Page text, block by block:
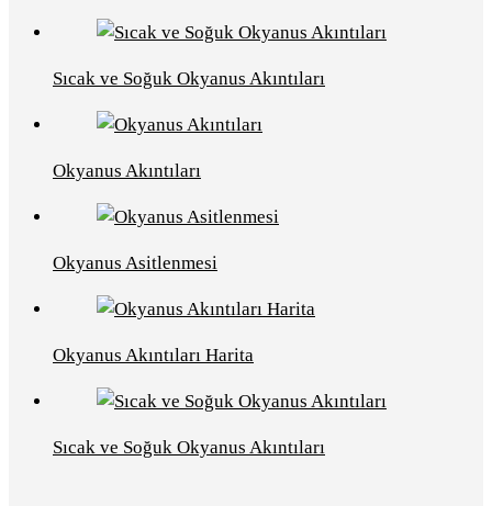
Sıcak ve Soğuk Okyanus Akıntıları
Okyanus Akıntıları
Okyanus Asitlenmesi
Okyanus Akıntıları Harita
Sıcak ve Soğuk Okyanus Akıntıları